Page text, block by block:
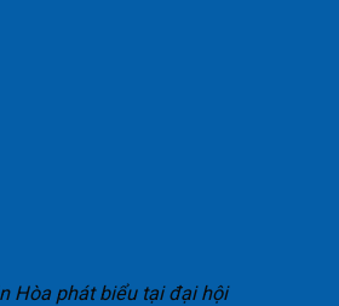
Hòa phát biểu tại đại hội